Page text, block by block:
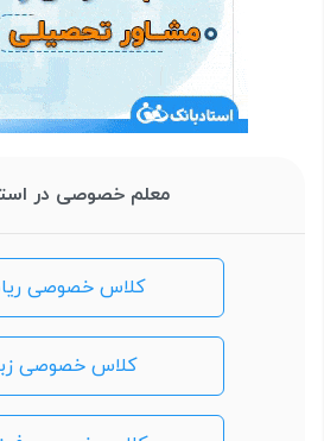
معلم خصوصی در
کلاس خصوصی
کلاس خصوصی